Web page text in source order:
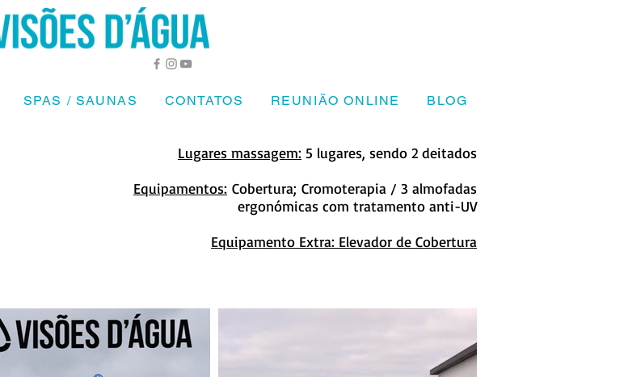
SPAS / SAUNAS CONTATOS REUNIÃO ONLINE BLOG
Lugares massagem: 5 lugares, sendo 2 deitados
Equipamentos: Cobertura; Cromoterapia / 3 almofadas
ergonómicas com tratamento anti-UV
Equipamento Extra: Elevador de Cobertura